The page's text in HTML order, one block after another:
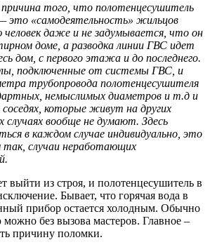
того, что полотенцесушитель
это «самодеятельность» жильцов
человек даже и не задумывается, что он
доме, а разводка линии ГВС идет
дом, с первого этажа и до последнего.
подключенные от системы ГВС, и
трубопровода полотенцесушителя
немыслимых диаметров и т.д и
которые живут на других
вообще не думают. Здесь
в каждом случае индивидуально, это
случаи неработающих
выйти из строя, и полотенцесушитель в
Бывает, что горячая вода в
прибор остается холодным. Обычно
без вызова мастеров. Главное –
причину поломки.